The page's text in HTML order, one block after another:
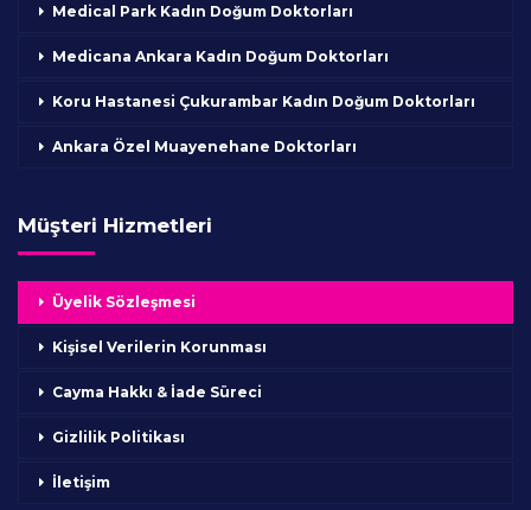
Medical Park Kadın Doğum Doktorları
Medicana Ankara Kadın Doğum Doktorları
Koru Hastanesi Çukurambar Kadın Doğum Doktorları
Ankara Özel Muayenehane Doktorları
Müşteri Hizmetleri
Üyelik Sözleşmesi
Kişisel Verilerin Korunması
Cayma Hakkı & İade Süreci
Gizlilik Politikası
İletişim